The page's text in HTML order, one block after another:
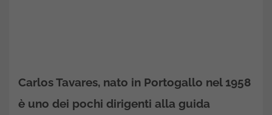
Carlos Tavares, nato in Portogallo nel 1958
è uno dei pochi dirigenti alla guida